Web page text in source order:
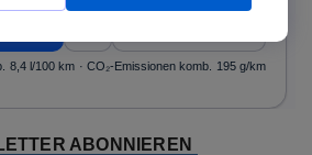
8,4 l/100 km · CO₂-Emissionen komb. 195 g/km
ABONNIEREN